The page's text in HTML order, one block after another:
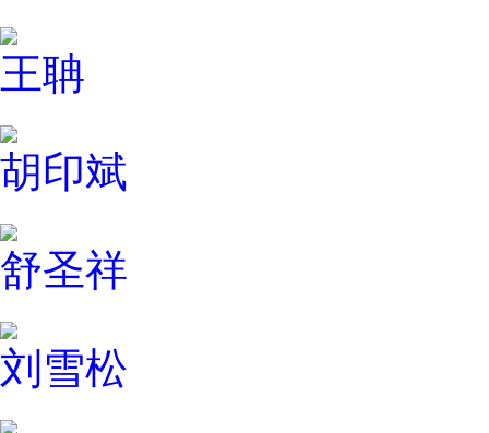
王聃
胡印斌
舒圣祥
刘雪松